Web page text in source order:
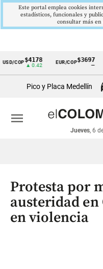
Cintillo
económicos
Colombia
COP$4178
▲ 0.42
EUR/COP$3697
Pico y Placa Medellín
Jueves, 6
menu
Protesta por
austeridad
en violencia
Este portal emplea cookies
estadísticos, funcionales y
consultar más